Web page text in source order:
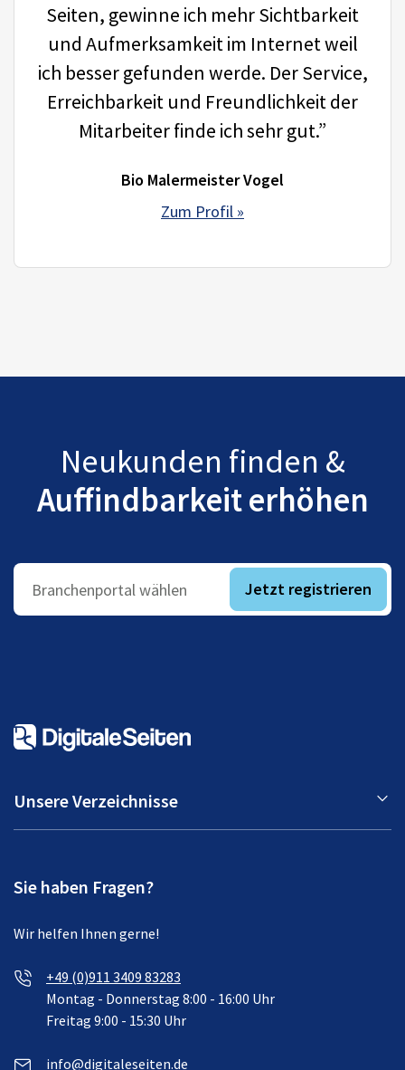
Seiten, gewinne ich mehr Sichtbarkeit
und Aufmerksamkeit im Internet weil
ich besser gefunden werde. Der Service,
Erreichbarkeit und Freundlichkeit der
Mitarbeiter finde ich sehr gut.”
Bio Malermeister Vogel
Zum Profil »
Neukunden finden &
Auffindbarkeit erhöhen
Branchenportal wählen Jetzt registrieren
Unsere Verzeichnisse
Sie haben Fragen?
Wir helfen Ihnen gerne!
+49 (0)911 3409 83283
Montag - Donnerstag 8:00 - 16:00 Uhr
Freitag 9:00 - 15:30 Uhr
info@digitaleseiten.de